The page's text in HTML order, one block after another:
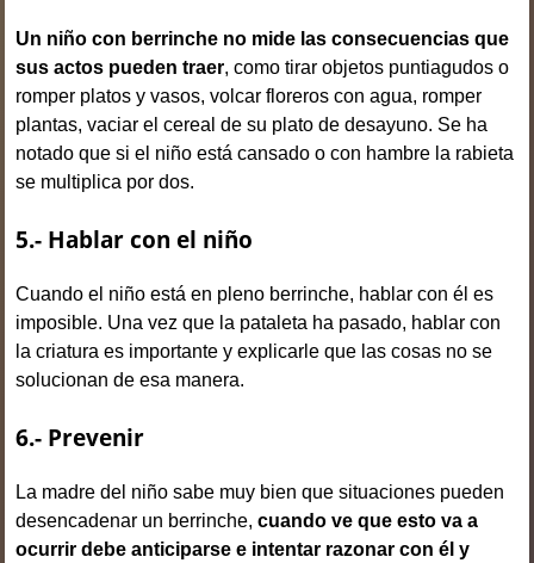
Un niño con berrinche no mide las consecuencias que
sus actos pueden traer, como tirar objetos puntiagudos o
romper platos y vasos, volcar floreros con agua, romper
plantas, vaciar el cereal de su plato de desayuno. Se ha
notado que si el niño está cansado o con hambre la rabieta
se multiplica por dos.
5.- Hablar con el niño
Cuando el niño está en pleno berrinche, hablar con él es
imposible. Una vez que la pataleta ha pasado, hablar con
la criatura es importante y explicarle que las cosas no se
solucionan de esa manera.
6.- Prevenir
La madre del niño sabe muy bien que situaciones pueden
desencadenar un berrinche,cuando ve que esto va a
ocurrir debe anticiparse e intentar razonar con él y